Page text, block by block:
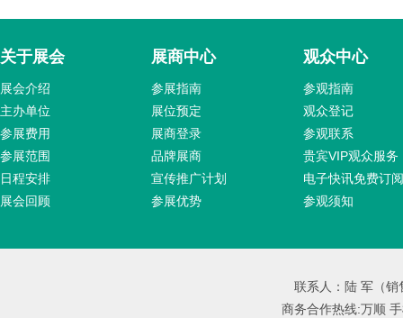
关于展会
展会介绍
主办单位
参展费用
参展范围
日程安排
展会回顾
展商中心
参展指南
展位预定
展商登录
品牌展商
宣传推广计划
参展优势
观众中心
参观指南
观众登记
参观联系
贵宾VIP观众服务
电子快讯免费订阅
参观须知
联系人：陆 军（
商务合作热线:万顺